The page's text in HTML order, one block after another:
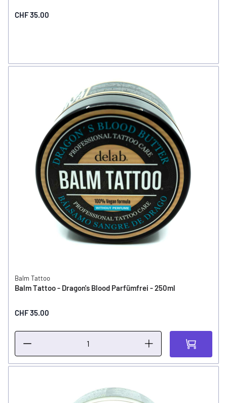
CHF 35.00
Balm Tattoo
Balm Tattoo - Dragon's Blood Parfümfrei - 250ml
CHF 35.00